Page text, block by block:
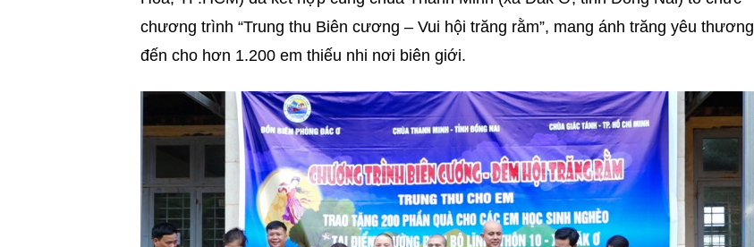
chương trình “Trung thu Biên cương – Vui hội trăng rằm”, mang ánh trăng yêu thương
đến cho hơn 1.200 em thiếu nhi nơi biên giới.